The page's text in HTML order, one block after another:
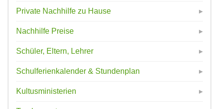
Private Nachhilfe zu Hause
Nachhilfe Preise
Schüler, Eltern, Lehrer
Schulferienkalender & Stundenplan
Kultusministerien